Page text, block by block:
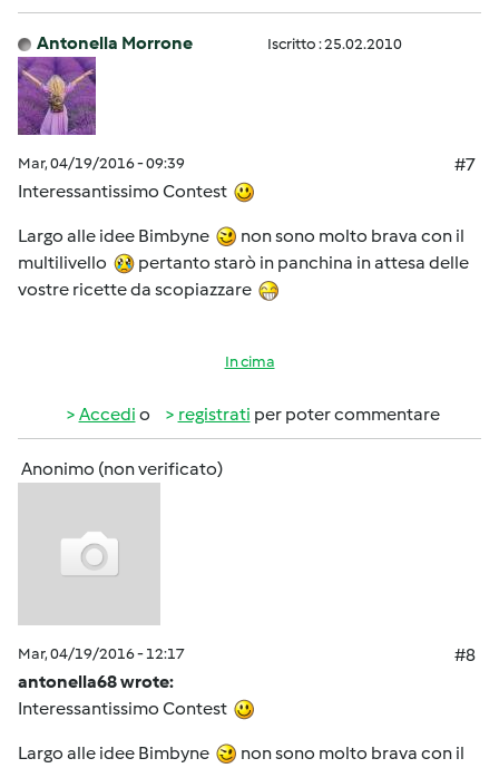
Antonella Morrone Iscritto : 25.02.2010
Mar, 04/19/2016 - 09:39
#7
Interessantissimo Contest
Largo alle idee Bimbyne
non sono molto brava con il
multilivello
pertanto starò in panchina in attesa delle
vostre ricette da scopiazzare
In cima
Accedi o registrati per poter commentare
Anonimo (non verificato)
Mar, 04/19/2016 - 12:17
#8
antonella68 wrote:
Interessantissimo Contest
Largo alle idee Bimbyne
non sono molto brava con il